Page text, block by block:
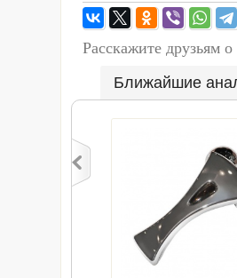
Расскажите друзьям
Ближайшие